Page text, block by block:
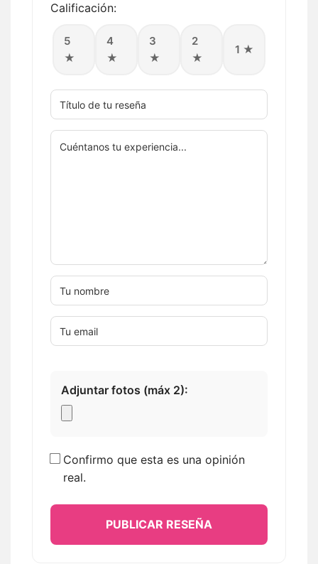
Calificación:
5
★
4
★
3
★
2
★
1 ★
Adjuntar fotos (máx 2):
Confirmo que esta es una opinión
real.
PUBLICAR RESEÑA